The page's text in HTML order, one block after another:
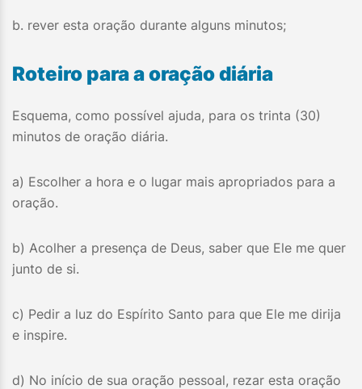
b. rever esta oração durante alguns minutos;
Roteiro para a oração diária
Esquema, como possível ajuda, para os trinta (30)
minutos de oração diária.
a) Escolher a hora e o lugar mais apropriados para a
oração.
b) Acolher a presença de Deus, saber que Ele me quer
junto de si.
c) Pedir a luz do Espírito Santo para que Ele me dirija
e inspire.
d) No início de sua oração pessoal, rezar esta oração